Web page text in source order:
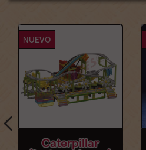
Caterpillar
NUEVO